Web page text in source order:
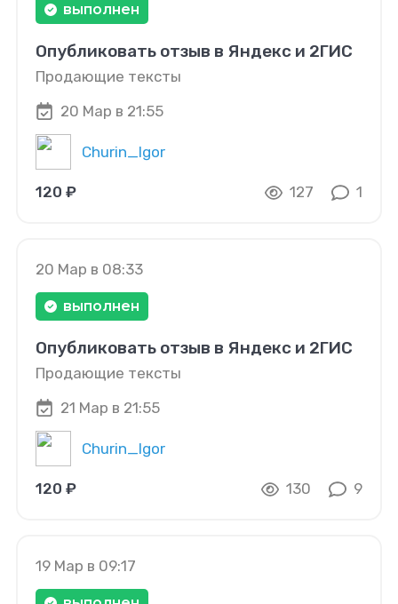
выполнен
Опубликовать отзыв в Яндекс и 2ГИС
Продающие тексты
20 Мар в 21:55
Churin_Igor
120 ₽ 127 1
20 Мар в 08:33
выполнен
Опубликовать отзыв в Яндекс и 2ГИС
Продающие тексты
21 Мар в 21:55
Churin_Igor
120 ₽ 130 9
19 Мар в 09:17